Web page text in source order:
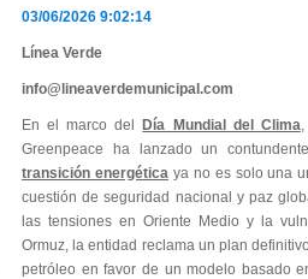
03/06/2026 9:02:14
Línea Verde
info@lineaverdemunicipal.com
En el marco del Día Mundial del Clima,
Greenpeace ha lanzado un
transición energéticaya no es solo una
cuestión de seguridad nacional y paz
las tensiones en Oriente Medio y la
Ormuz, la entidad reclama un plan
petróleo en favor de un modelo basado